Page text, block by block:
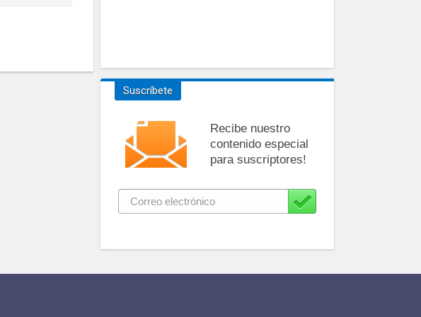
Suscríbete
Recibe nuestro
contenido especial
para suscriptores!